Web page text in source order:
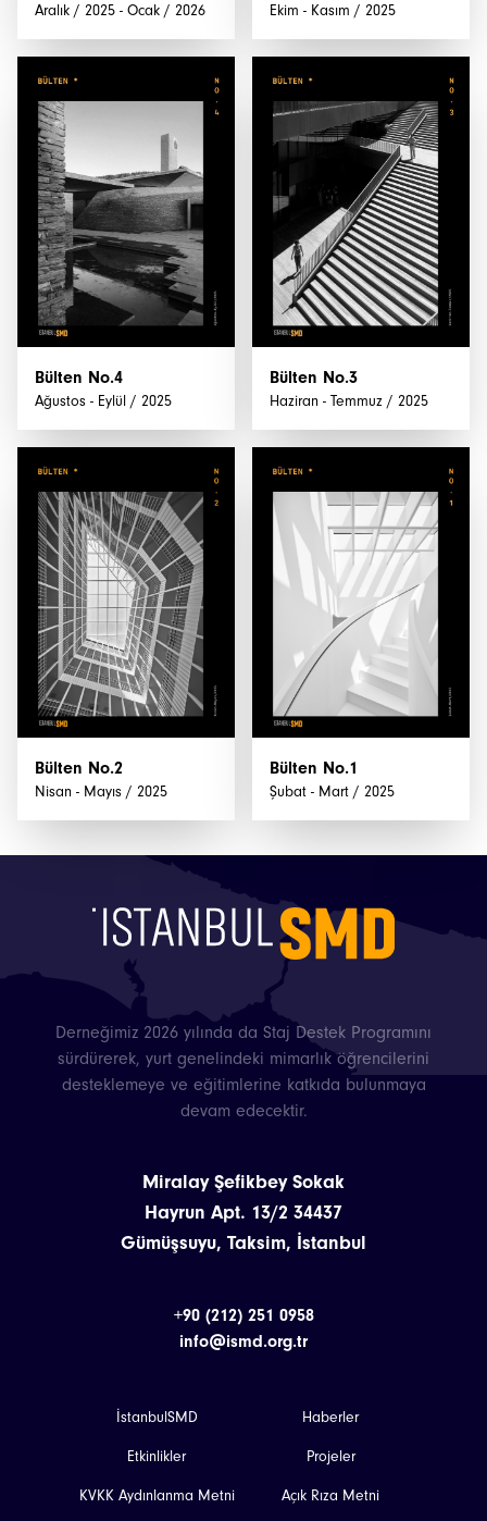
İstanbulSMD
Haberler
Etkinlikler
Projeler
Bültenler
Aralık / 2025 - Ocak / 2026 Ekim - Kasım / 2025
Bülten No.4
Ağustos - Eylül / 2025
Bülten No.3
Haziran - Temmuz / 2025
Bülten No.2
Nisan - Mayıs / 2025
Bülten No.1
Şubat - Mart / 2025
Derneğimiz 2026 yılında da Staj Destek Programını
sürdürerek, yurt genelindeki mimarlık öğrencilerini
desteklemeye ve eğitimlerine katkıda bulunmaya
devam edecektir.
Miralay Şefikbey Sokak
Hayrun Apt. 13/2 34437
Gümüşsuyu, Taksim, İstanbul
+90 (212) 251 0958
info@ismd.org.tr
İstanbulSMD Haberler
Etkinlikler Projeler
KVKK Aydınlanma Metni Açık Rıza Metni